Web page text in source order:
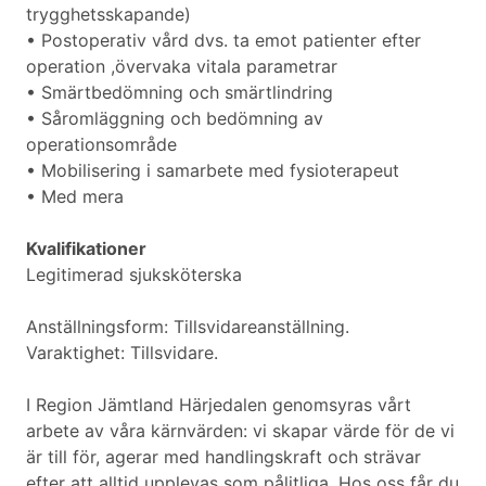
trygghetsskapande)
• Postoperativ vård dvs. ta emot patienter efter
operation ,övervaka vitala parametrar
• Smärtbedömning och smärtlindring
• Såromläggning och bedömning av
operationsområde
• Mobilisering i samarbete med fysioterapeut
• Med mera
Kvalifikationer
Legitimerad sjuksköterska
Anställningsform: Tillsvidareanställning.
Varaktighet: Tillsvidare.
I Region Jämtland Härjedalen genomsyras vårt
arbete av våra kärnvärden: vi skapar värde för de vi
är till för, agerar med handlingskraft och strävar